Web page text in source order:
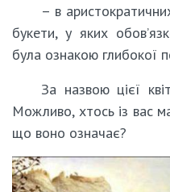
– в
букети, у яких
була ознакою глибокої
За назвою цієї
Можливо, хтось із вас
що воно означає?